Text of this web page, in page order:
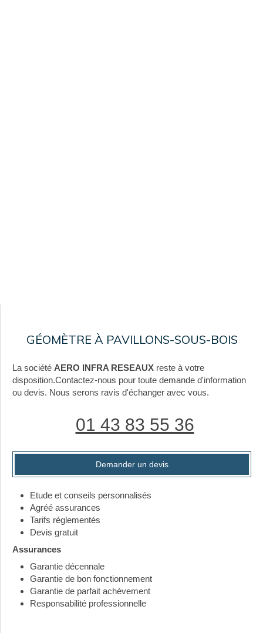
GÉOMÈTRE À PAVILLONS-SOUS-BOIS
La société AERO INFRA RESEAUX reste à votre
disposition.Contactez-nous pour toute demande d'information
ou devis. Nous serons ravis d'échanger avec vous.
01 43 83 55 36
Demander un devis
Etude et conseils personnalisés
Agréé assurances
Tarifs réglementés
Devis gratuit
Assurances
Garantie décennale
Garantie de bon fonctionnement
Garantie de parfait achèvement
Responsabilité professionnelle